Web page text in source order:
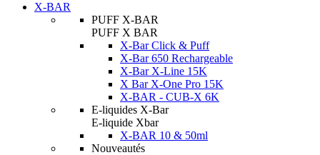
X-BAR
PUFF X-BAR
PUFF X BAR
X-Bar Click & Puff
X-Bar 650 Rechargeable
X-Bar X-Line 15K
X Bar X-One Pro 15K
X-BAR - CUB-X 6K
E-liquides X-Bar
E-liquide Xbar
X-BAR 10 & 50ml
Nouveautés